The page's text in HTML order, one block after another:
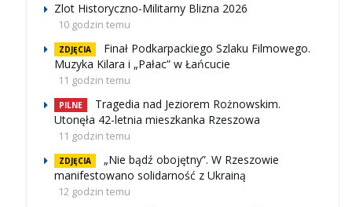
Zlot Historyczno-Militarny Blizna 2026
10 godzin temu
ZDJĘCIA
Finał Podkarpackiego Szlaku Filmowego.
Muzyka Kilara i „Pałac” w Łańcucie
11 godzin temu
PILNE
Tragedia nad Jeziorem Rożnowskim.
Utonęła 42-letnia mieszkanka Rzeszowa
11 godzin temu
ZDJĘCIA
„Nie bądź obojętny”. W Rzeszowie
manifestowano solidarność z Ukrainą
12 godzin temu